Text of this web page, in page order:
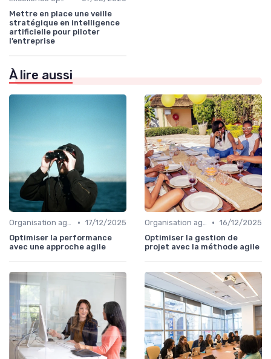
Mettre en place une veille
stratégique en intelligence
artificielle pour piloter
l’entreprise
À lire aussi
Organisation agile & scalable • 17/12/2025
Optimiser la performance
avec une approche agile
Organisation agile & scalable • 16/12/2025
Optimiser la gestion de
projet avec la méthode agile